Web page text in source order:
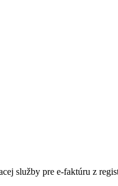
služby pre e-faktúru z